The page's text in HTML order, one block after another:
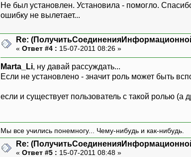
Не был установлен. Установила - помогло.
ошибку не вылетает...
Re:
« Ответ #4 : 15-07-2011 08:26 »
Marta_Li, ну давай рассуждать...
Если не установлено - значит роль может быть
если и существует пользователь с такой ролью (а
Мы все учились понемногу... Чему-нибудь и как-нибудь.
Re:
« Ответ #5 : 15-07-2011 08:48 »